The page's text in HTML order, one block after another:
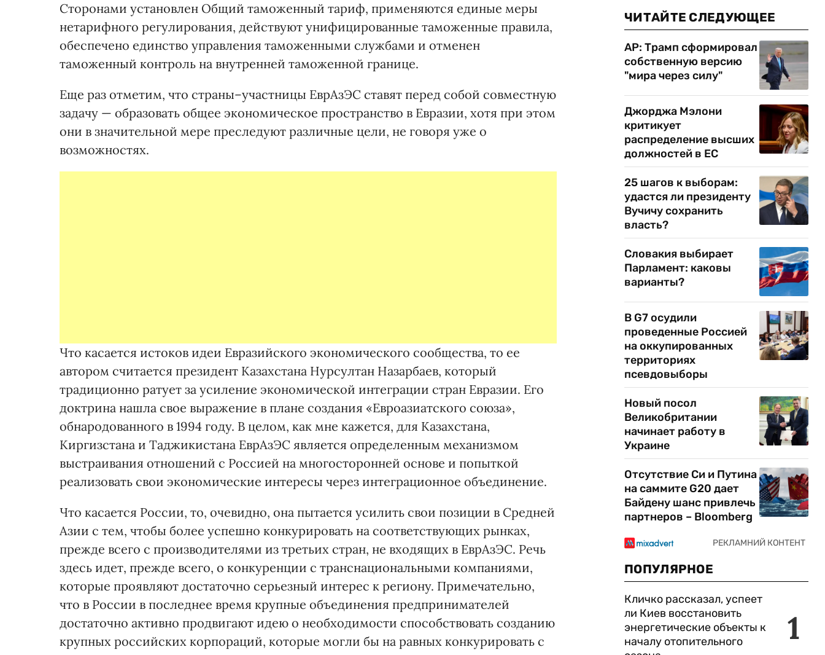
Сторонами установлен Общий таможенный тариф, применяются единые меры
нетарифного регулирования, действуют унифицированные таможенные правила,
обеспечено единство управления таможенными службами и отменен
таможенный контроль на внутренней таможенной границе.
Еще раз отметим, что страны–участницы ЕврАзЭС ставят перед собой совместную
задачу — образовать общее экономическое пространство в Евразии, хотя при этом
они в значительной мере преследуют различные цели, не говоря уже о
возможностях.
Что касается истоков идеи Евразийского экономического сообщества, то ее
автором считается президент Казахстана Нурсултан Назарбаев, который
традиционно ратует за усиление экономической интеграции стран Евразии. Его
доктрина нашла свое выражение в плане создания «Евроазиатского союза»,
обнародованного в 1994 году. В целом, как мне кажется, для Казахстана,
Киргизстана и Таджикистана ЕврАзЭС является определенным механизмом
выстраивания отношений с Россией на многосторонней основе и попыткой
реализовать свои экономические интересы через интеграционное объединение.
Что касается России, то, очевидно, она пытается усилить свои позиции в Средней
Азии с тем, чтобы более успешно конкурировать на соответствующих рынках,
прежде всего с производителями из третьих стран, не входящих в ЕврАзЭС. Речь
здесь идет, прежде всего, о конкуренции с транснациональными компаниями,
которые проявляют достаточно серьезный интерес к региону. Примечательно,
что в России в последнее время крупные объединения предпринимателей
достаточно активно продвигают идею о необходимости способствовать созданию
крупных российских корпораций, которые могли бы на равных конкурировать с
ЧИТАЙТЕ СЛЕДУЮЩЕЕ
AP: Трамп сформировал
собственную версию
"мира через силу"
Джорджа Мэлони
критикует
распределение высших
должностей в ЕС
25 шагов к выборам:
удастся ли президенту
Вучичу сохранить
власть?
Словакия выбирает
Парламент: каковы
варианты?
В G7 осудили
проведенные Россией
на оккупированных
территориях
псевдовыборы
Новый посол
Великобритании
начинает работу в
Украине
Отсутствие Си и Путина
на саммите G20 дает
Байдену шанс привлечь
партнеров – Bloomberg
ПОПУЛЯРНОЕ
1
Кличко рассказал, успеет
ли Киев восстановить
энергетические объекты к
началу отопительного